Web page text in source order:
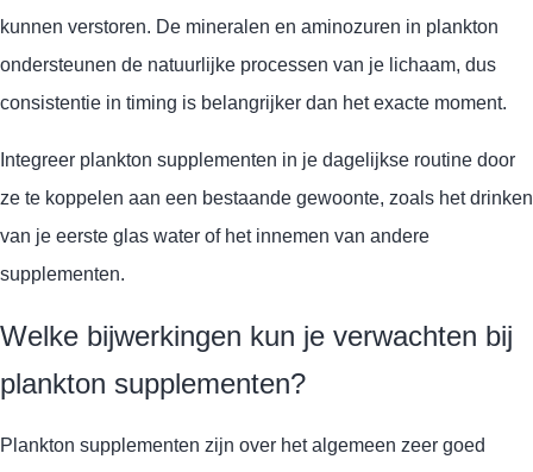
kunnen verstoren. De mineralen en aminozuren in plankton
ondersteunen de natuurlijke processen van je lichaam, dus
consistentie in timing is belangrijker dan het exacte moment.
Integreer plankton supplementen in je dagelijkse routine door
ze te koppelen aan een bestaande gewoonte, zoals het drinken
van je eerste glas water of het innemen van andere
supplementen.
Welke bijwerkingen kun je verwachten bij
plankton supplementen?
Plankton supplementen zijn over het algemeen zeer goed